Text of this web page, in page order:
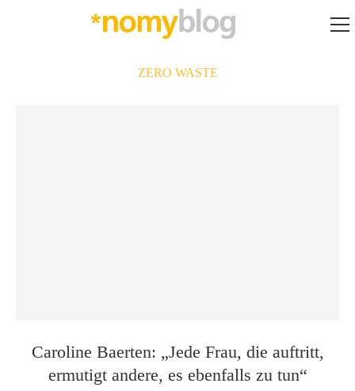
ZERO WASTE
Caroline Baerten: „Jede Frau, die auftritt,
ermutigt andere, es ebenfalls zu tun“